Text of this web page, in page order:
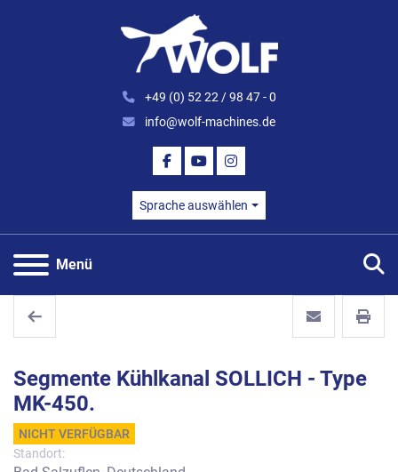
+49 (0) 52 22 / 98 47 - 0
info@wolf-machines.de
FACEBOOK
YOUTUBEINSTAGRAM
Sprache auswählen
Menü
Segmente Kühlkanal SOLLICH - Type
MK-450.
NICHT VERFÜGBAR
Standort: